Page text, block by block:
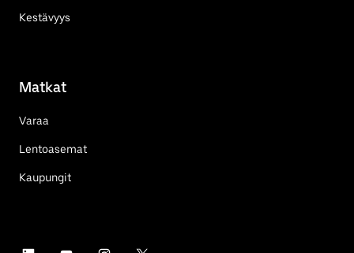
Kestävyys
Matkat
Varaa
Lentoasemat
Kaupungit